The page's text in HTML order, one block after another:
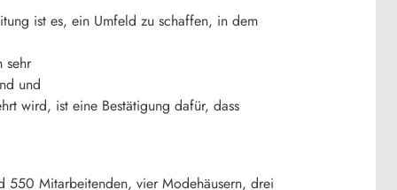
ist es, ein Umfeld zu schaffen, in dem
sehr
und
wird, ist eine Bestätigung dafür, dass
550 Mitarbeitenden, vier Modehäusern, drei